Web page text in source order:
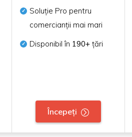
Soluție Pro pentru
comercianții mai mari
Disponibil în 190+țări
Începeți